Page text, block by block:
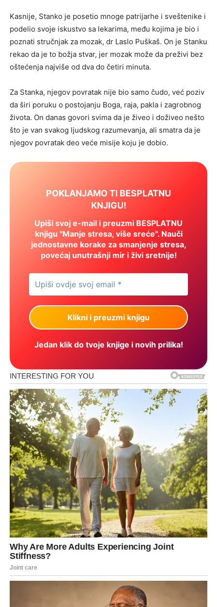
Kasnije, Stanko je posetio mnoge patrijarhe i sveštenike i
podelio svoje iskustvo sa lekarima, među kojima je bio i
poznati stručnjak za mozak, dr Laslo Puškaš. On je Stanku
rekao da je to božja stvar, jer mozak može da preživi bez
oštećenja najviše od dva do četiri minuta.
Za Stanka, njegov povratak nije bio samo čudo, već poziv
da širi poruku o postojanju Boga, raja, pakla i zagrobnog
života. On danas govori svima da je živeo i doživeo nešto
što je van svakog ljudskog razumevanja, ali smatra da je
njegov povratak deo veće misije koju je dobio.
POKLANJAMO TI BESPLATNU
KNJIGU!
Upiši svoj e-mail i preuzmi BESPLATNU
knjigu "Manje stresa, više sreće". Nauči
jednostavne korake za smanjenje stresa,
povećaj unutrašnji mir i živi sretnije!
Jedan klik do tvoje knjige i novih prilika!